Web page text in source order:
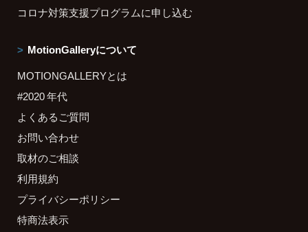
コロナ対策支援プログラムに申し込む
MotionGalleryについて
MOTIONGALLERYとは
#2020 年代
よくあるご質問
お問い合わせ
取材のご相談
利用規約
プライバシーポリシー
特商法表示